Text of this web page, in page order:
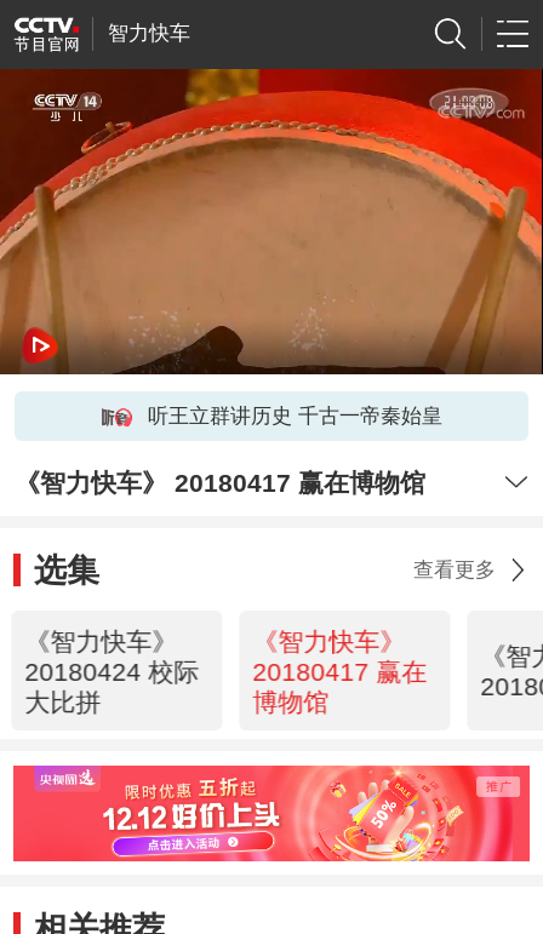
智力快车
听王立群讲历史 千古一帝秦始皇
《智力快车》 20180417 赢在博物馆
选集 查看更多
《智力快车》
20180424 校际
大比拼
《智力快车》
20180417 赢在
博物馆
《